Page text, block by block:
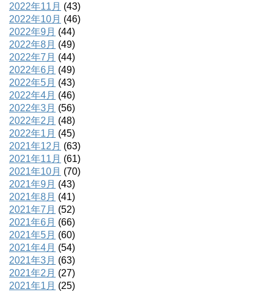
2022年11月 (43)
2022年10月 (46)
2022年9月 (44)
2022年8月 (49)
2022年7月 (44)
2022年6月 (49)
2022年5月 (43)
2022年4月 (46)
2022年3月 (56)
2022年2月 (48)
2022年1月 (45)
2021年12月 (63)
2021年11月 (61)
2021年10月 (70)
2021年9月 (43)
2021年8月 (41)
2021年7月 (52)
2021年6月 (66)
2021年5月 (60)
2021年4月 (54)
2021年3月 (63)
2021年2月 (27)
2021年1月 (25)